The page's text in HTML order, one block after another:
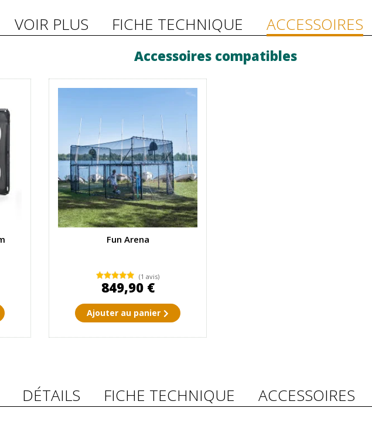
VOIR PLUS FICHE TECHNIQUE ACCESSOIRES
Accessoires compatibles
Fun Arena
(1 avis)
849,90 €
Ajouter au panier
DÉTAILS FICHE TECHNIQUE ACCESSOIRES